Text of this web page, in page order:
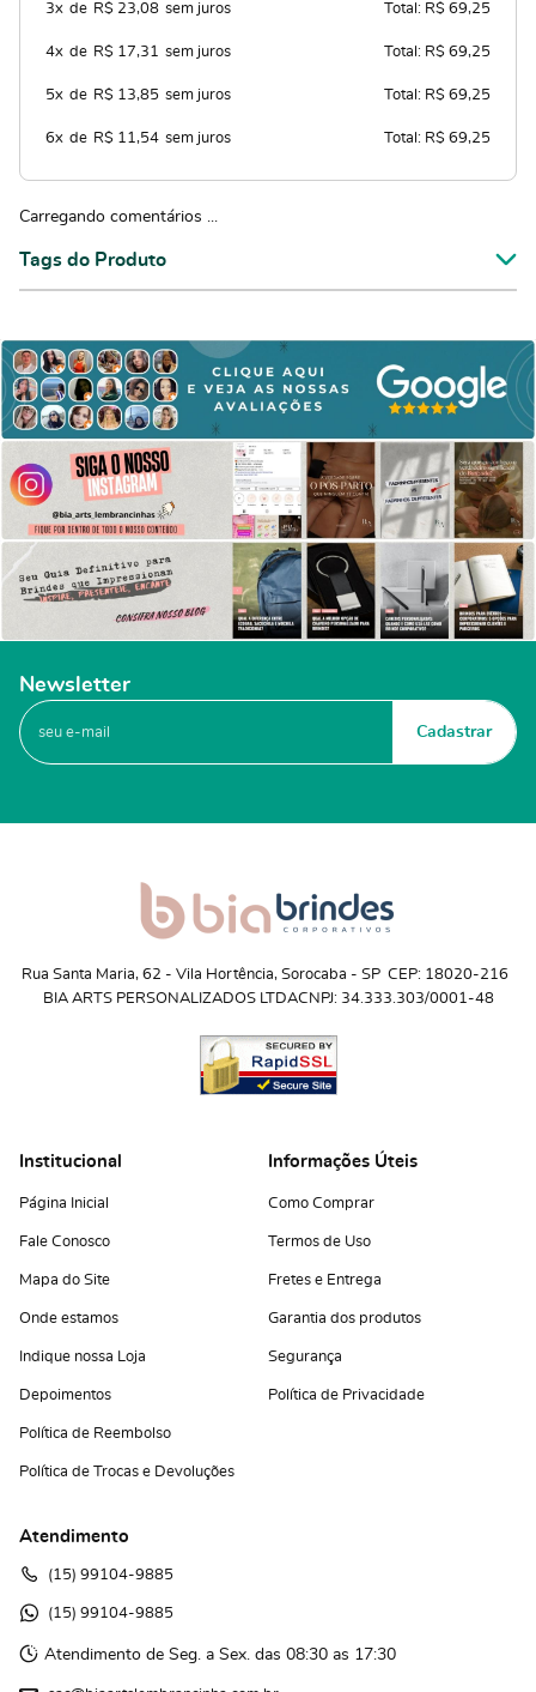
3x de R$ 23,08 sem juros Total: R$ 69,25
4x de R$ 17,31 sem juros Total: R$ 69,25
5x de R$ 13,85 sem juros Total: R$ 69,25
6x de R$ 11,54 sem juros Total: R$ 69,25
Carregando comentários ...
Tags do Produto
Newsletter
Cadastrar
Rua Santa Maria, 62 - Vila Hortência, Sorocaba - SP CEP: 18020-216
BIA ARTS PERSONALIZADOS LTDACNPJ: 34.333.303/0001-48
Institucional
Página Inicial
Fale Conosco
Mapa do Site
Onde estamos
Indique nossa Loja
Depoimentos
Política de Reembolso
Política de Trocas e Devoluções
Informações Úteis
Como Comprar
Termos de Uso
Fretes e Entrega
Garantia dos produtos
Segurança
Política de Privacidade
Atendimento
(15) 99104-9885
(15) 99104-9885
Atendimento de Seg. a Sex. das 08:30 as 17:30